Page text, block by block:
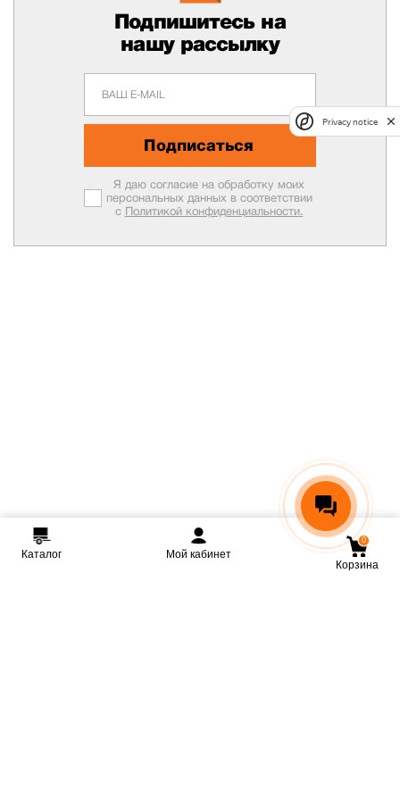
Подпишитесь на
нашу рассылку
Подписаться
Я даю согласие на обработку моих
персональных данных в соответствии
с Политикой конфиденциальности.
Каталог Мой кабинет
0
Корзина
Privacy notice